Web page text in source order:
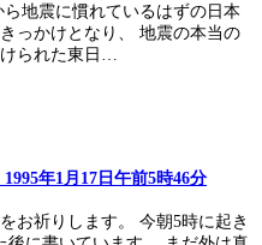
地震に慣れているはずの日本
っかけとなり、 地震の本当の
られた東日…
年1月17日午前5時46分
お祈りします。 今朝5時に起き